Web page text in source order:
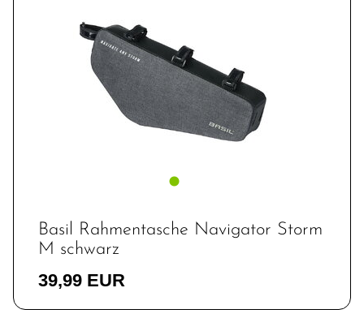
Basil Rahmentasche Navigator Storm
M schwarz
39,99 EUR